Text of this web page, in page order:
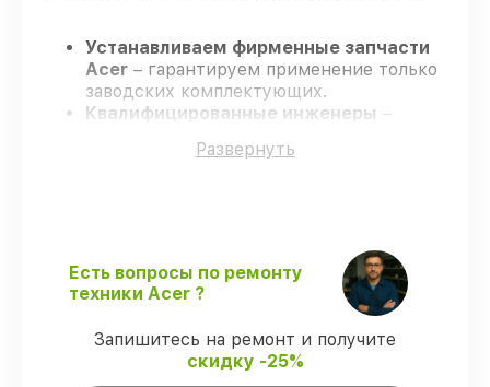
Устанавливаем фирменные запчасти
Acer – гарантируем применение только
заводских комплектующих.
Квалифицированные инженеры –
обеспечивает надёжную работу
Официальная гарантия
– все
ремонтные услуги и комплектующие
защищены сервисной гарантией.
Мы гарантируем:
Развернуть
Есть вопросы по ремонту
техники Acer ?
Запишитесь на ремонт и получите
скидку -25%